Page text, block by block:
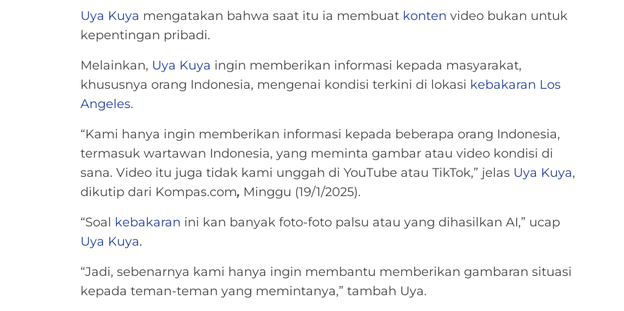
Uya Kuya mengatakan bahwa saat itu ia membuat konten video bukan untuk
kepentingan pribadi.
Melainkan, Uya Kuya ingin memberikan informasi kepada masyarakat,
khususnya orang Indonesia, mengenai kondisi terkini di lokasi kebakaran Los
Angeles.
“Kami hanya ingin memberikan informasi kepada beberapa orang Indonesia,
termasuk wartawan Indonesia, yang meminta gambar atau video kondisi di
sana. Video itu juga tidak kami unggah di YouTube atau TikTok,” jelas Uya Kuya,
dikutip dari Kompas.com, Minggu (19/1/2025).
“Soal kebakaran ini kan banyak foto-foto palsu atau yang dihasilkan AI,” ucap
Uya Kuya.
“Jadi, sebenarnya kami hanya ingin membantu memberikan gambaran situasi
kepada teman-teman yang memintanya,” tambah Uya.